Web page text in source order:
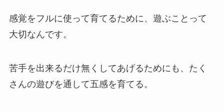
感覚をフルに使って育てるために、遊ぶことって
大切なんです。
苦手を出来るだけ無くしてあげるためにも、たく
さんの遊びを通して五感を育てる。